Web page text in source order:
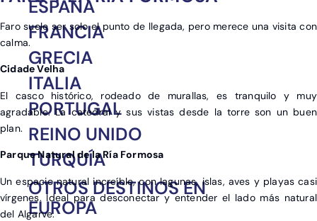
ESPAÑA
FRANCIA
GRECIA
ITALIA
PORTUGAL
REINO UNIDO
TURQUÍA
OTROS DESTINOS EN
EUROPA
Faro suele ser solo el punto de llegada, pero merece una visita con
calma.
Cidade Velha
El casco histórico, rodeado de murallas, es tranquilo y muy
agradable. La catedral y sus vistas desde la torre son un buen
plan.
Parque Natural de la Ría Formosa
Un espacio natural increíble, con lagunas, islas, aves y playas casi
vírgenes. Ideal para desconectar y entender el lado más natural
del Algarve.